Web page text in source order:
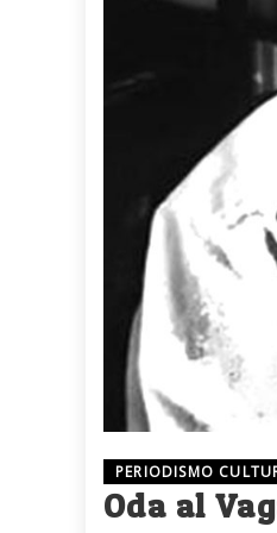
PERIODISMO
Oda al